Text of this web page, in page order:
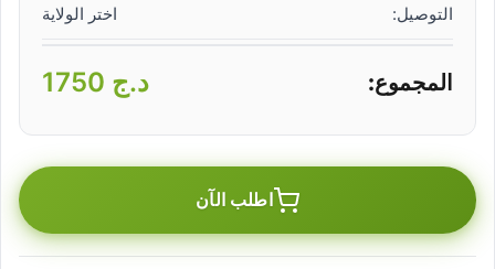
التوصيل: اختر الولاية
المجموع: د.ج
اطلب الآن